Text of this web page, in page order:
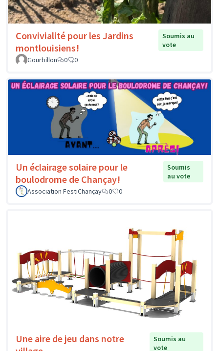
Convivialité pour les Jardins
montlouisiens!
Soumis au
vote
Gourbillon
0 0
Un éclairage solaire pour le
boulodrome de Chançay!
Soumis
au vote
Association FestiChançay
0 0
Une aire de jeu dans notre
Soumis au
vote